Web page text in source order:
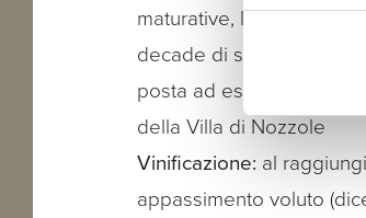
maturative, l’uva è stata
decade di settembre in
posta ad essiccare
della Villa di Nozzole
Vinificazione: al
appassimento voluto